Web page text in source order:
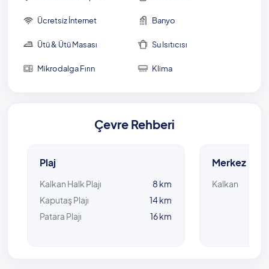
mutfak her açıdan kapsamlı. Tüm beyaz eşyaların ve
mutfak ekipmanlarının yer aldığı bu bölümde yemek
hazırlayabileceğiniz gibi, dilerseniz bahçede mangal
Villa Mısra-4 isimli villalarımız, bu villamıza yakında yer
Havuz Bilgisi: 4 m x 9 m x 1,60 m
Ücretsiz İnternet Banyo
Ütü & Ütü Masası Su Isıtıcısı
Mikrodalga Fırın Klima
Çevre Rehberi
Plaj
Kalkan Halk Plajı
8 km
Kaputaş Plajı
14 km
Patara Plajı
16 km
Merkez
Kalkan